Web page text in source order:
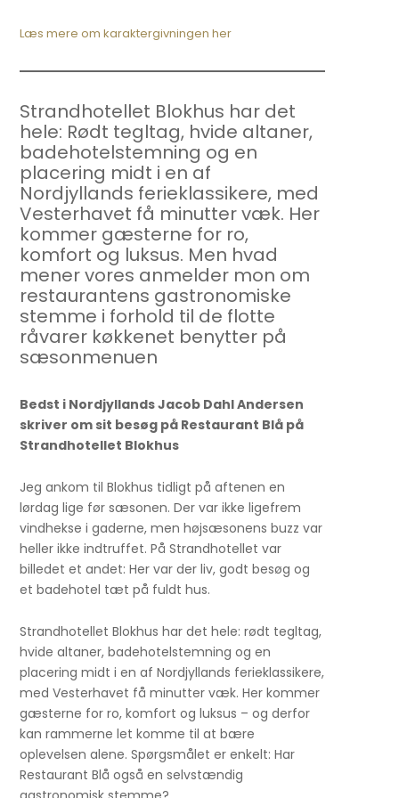
Læs mere om karaktergivningen her
Strandhotellet Blokhus har det
hele: Rødt tegltag, hvide altaner,
badehotelstemning og en
placering midt i en af
Nordjyllands ferieklassikere, med
Vesterhavet få minutter væk. Her
kommer gæsterne for ro,
komfort og luksus. Men hvad
mener vores anmelder mon om
restaurantens gastronomiske
stemme i forhold til de flotte
råvarer køkkenet benytter på
sæsonmenuen
Bedst i Nordjyllands Jacob Dahl Andersen
skriver om sit besøg på Restaurant Blå på
Strandhotellet Blokhus
Jeg ankom til Blokhus tidligt på aftenen en
lørdag lige før sæsonen. Der var ikke ligefrem
vindhekse i gaderne, men højsæsonens buzz var
heller ikke indtruffet. På Strandhotellet var
billedet et andet: Her var der liv, godt besøg og
et badehotel tæt på fuldt hus.
Strandhotellet Blokhus har det hele: rødt tegltag,
hvide altaner, badehotelstemning og en
placering midt i en af Nordjyllands ferieklassikere,
med Vesterhavet få minutter væk. Her kommer
gæsterne for ro, komfort og luksus – og derfor
kan rammerne let komme til at bære
oplevelsen alene. Spørgsmålet er enkelt: Har
Restaurant Blå også en selvstændig